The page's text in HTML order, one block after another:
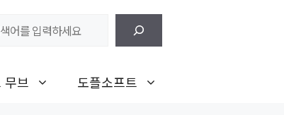
무브 도플소프트